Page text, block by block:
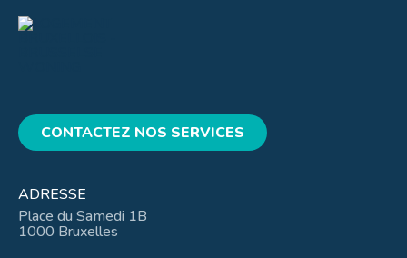
CONTACTEZ NOS SERVICES
ADRESSE
Place du Samedi 1B
1000 Bruxelles